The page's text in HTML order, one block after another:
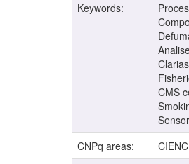
Keywords:
CMS
CNPq areas: